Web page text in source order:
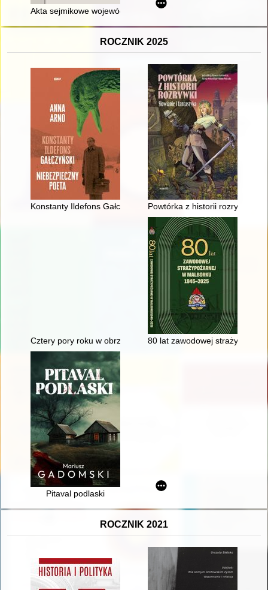
Akta sejmikowe województw poznańskiego i kaliskiego : lata
ROCZNIK 2025
Konstanty Ildefons Gałczyński : niebezpieczny poeta
Powtórka z historii rozrywki :
Cztery pory roku w obrzędowości ludowej80 lat zawodowej straży
Pitaval podlaski
ROCZNIK 2021